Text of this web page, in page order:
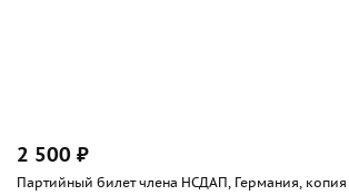
2 500 ₽
Партийный билет члена НСДАП, Германия, копия